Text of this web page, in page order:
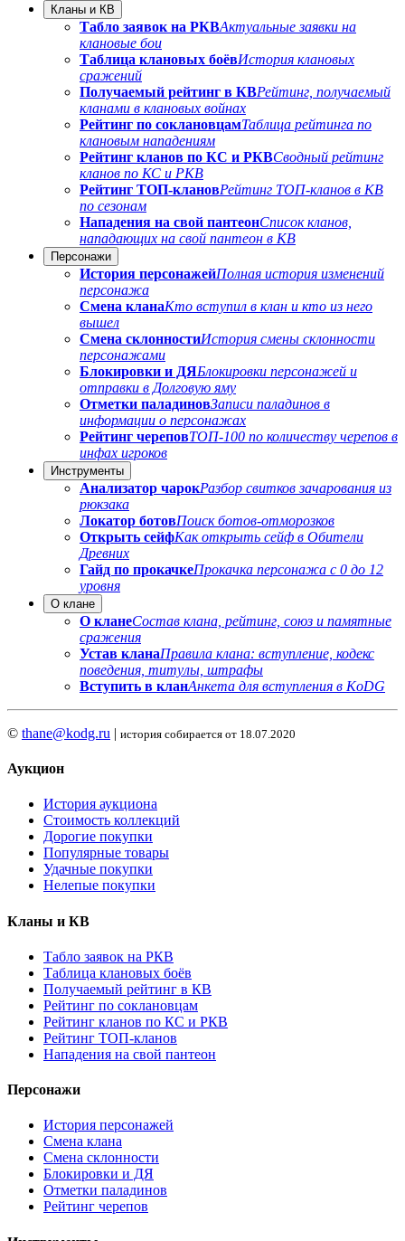
Кланы и КВ
Табло заявок на РКВАктуальные заявки на
клановые бои
Таблица клановых боёвИстория клановых
сражений
Получаемый рейтинг в КВРейтинг, получаемый
кланами в клановых войнах
Рейтинг по соклановцамТаблица рейтинга по
клановым нападениям
Рейтинг кланов по КС и РКВСводный рейтинг
кланов по КС и РКВ
Рейтинг ТОП-клановРейтинг ТОП-кланов в КВ
по сезонам
Нападения на свой пантеонСписок кланов,
нападающих на свой пантеон в КВ
Персонажи
История персонажейПолная история изменений
персонажа
Смена кланаКто вступил в клан и кто из него
вышел
Смена склонностиИстория смены склонности
персонажами
Блокировки и ДЯБлокировки персонажей и
отправки в Долговую яму
Отметки паладиновЗаписи паладинов в
информации о персонажах
Рейтинг череповТОП-100 по количеству черепов в
инфах игроков
Инструменты
Анализатор чарокРазбор свитков зачарования из
рюкзака
Локатор ботовПоиск ботов-отморозков
Открыть сейфКак открыть сейф в Обители
Древних
Гайд по прокачкеПрокачка персонажа с 0 до 12
уровня
О клане
О кланеСостав клана, рейтинг, союз и памятные
сражения
Устав кланаПравила клана: вступление, кодекс
поведения, титулы, штрафы
Вступить в кланАнкета для вступления в KoDG
© thane@kodg.ru | история собирается от 18.07.2020
Аукцион
История аукциона
Стоимость коллекций
Дорогие покупки
Популярные товары
Удачные покупки
Нелепые покупки
Кланы и КВ
Табло заявок на РКВ
Таблица клановых боёв
Получаемый рейтинг в КВ
Рейтинг по соклановцам
Рейтинг кланов по КС и РКВ
Рейтинг ТОП-кланов
Нападения на свой пантеон
Персонажи
История персонажей
Смена клана
Смена склонности
Блокировки и ДЯ
Отметки паладинов
Рейтинг черепов